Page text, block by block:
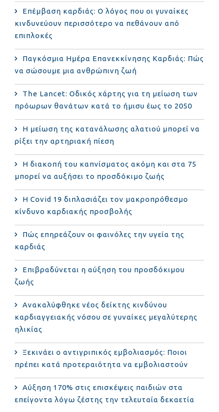
Επέμβαση καρδιάς: Ο λόγος που οι γυναίκες
κινδυνεύουν περισσότερο να πεθάνουν από
επιπλοκές
Παγκόσμια Ημέρα Επανεκκίνησης Καρδιάς: Πώς
να σώσουμε μια ανθρώπινη ζωή
The Lancet: Οδικός χάρτης για τη μείωση των
πρόωρων θανάτων κατά το ήμισυ έως το 2050
Η μείωση της κατανάλωσης αλατιού μπορεί να
ρίξει την αρτηριακή πίεση
Η διακοπή του καπνίσματος ακόμη και στα 75
μπορεί να αυξήσει το προσδόκιμο ζωής
Η Covid 19 διπλασιάζει τον μακροπρόθεσμο
κίνδυνο καρδιακής προσβολής
Πώς επηρεάζουν οι φαινόλες την υγεία της
καρδιάς
Επιβραδύνεται η αύξηση του προσδόκιμου
ζωής
Ανακαλύφθηκε νέος δείκτης κινδύνου
καρδιαγγειακής νόσου σε γυναίκες μεγαλύτερης
ηλικίας
Ξεκινάει ο αντιγριπικός εμβολιασμός: Ποιοι
πρέπει κατά προτεραιότητα να εμβολιαστούν
Αύξηση 170% στις επισκέψεις παιδιών στα
επείγοντα λόγω ζέστης την τελευταία δεκαετία